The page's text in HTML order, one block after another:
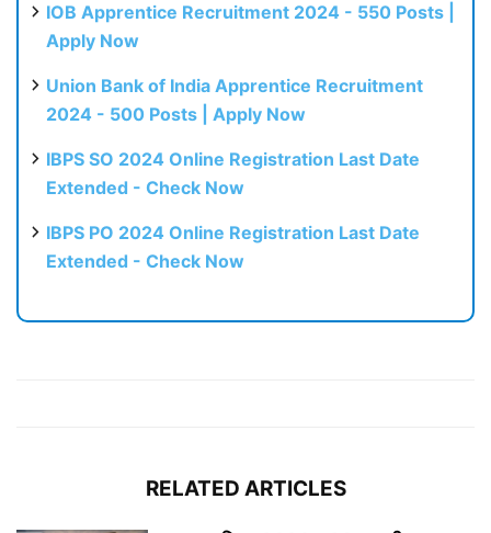
IOB Apprentice Recruitment 2024 - 550 Posts |
Apply Now
Union Bank of India Apprentice Recruitment
2024 - 500 Posts | Apply Now
IBPS SO 2024 Online Registration Last Date
Extended - Check Now
IBPS PO 2024 Online Registration Last Date
Extended - Check Now
RELATED ARTICLES